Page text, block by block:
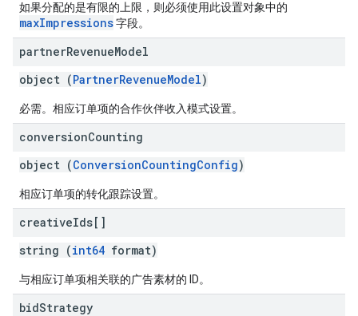
如果分配的是有限的上限，则必须使用此设置对象中的
maxImpressions字段。
partnerRevenueModel
object (PartnerRevenueModel)
必需。相应订单项的合作伙伴收入模式设置。
conversionCounting
object (ConversionCountingConfig)
相应订单项的转化跟踪设置。
creativeIds[]
string (int64 format)
与相应订单项相关联的广告素材的 ID。
bidStrategy